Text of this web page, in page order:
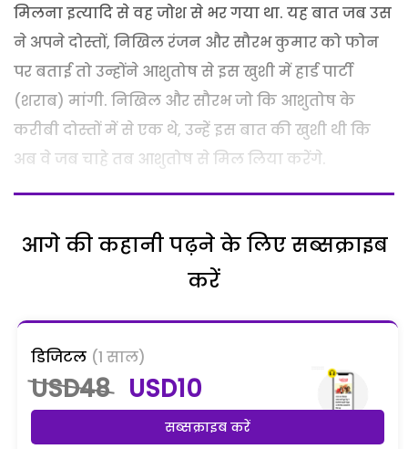
मिलना इत्यादि से वह जोश से भर गया था. यह बात जब उस
ने अपने दोस्तों, निखिल रंजन और सौरभ कुमार को फोन
पर बताई तो उन्होंने आशुतोष से इस खुशी में हार्ड पार्टी
(शराब) मांगी. निखिल और सौरभ जो कि आशुतोष के
करीबी दोस्तों में से एक थे, उन्हें इस बात की खुशी थी कि
अब वे जब चाहे तब आशुतोष से मिल लिया करेंगे.
आगे की कहानी पढ़ने के लिए सब्सक्राइब
करें
डिजिटल (1 साल)
USD48 USD10
सब्सक्राइब करें